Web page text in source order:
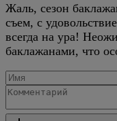
Жаль, сезон
съем, с
всегда на ура!
баклажанами, что